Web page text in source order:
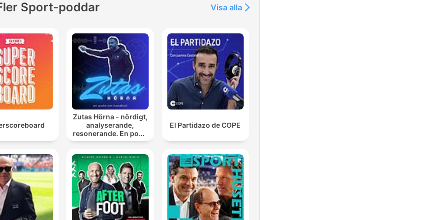
Sport-poddar Visa alla
Zutas Hörna - nördigt,
analyserande,
resonerande. En podd
om handboll.
El Partidazo de COPE